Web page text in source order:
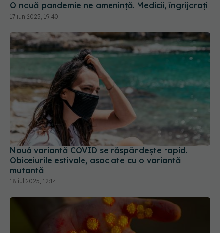
O nouă pandemie ne amenință. Medicii, îngrijorați
17 iun 2025, 19:40
Nouă variantă COVID se răspândește rapid.
Obiceiurile estivale, asociate cu o variantă
mutantă
18 iul 2025, 12:14